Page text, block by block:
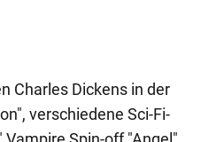
Charles Dickens in der
verschiedene Sci-Fi-